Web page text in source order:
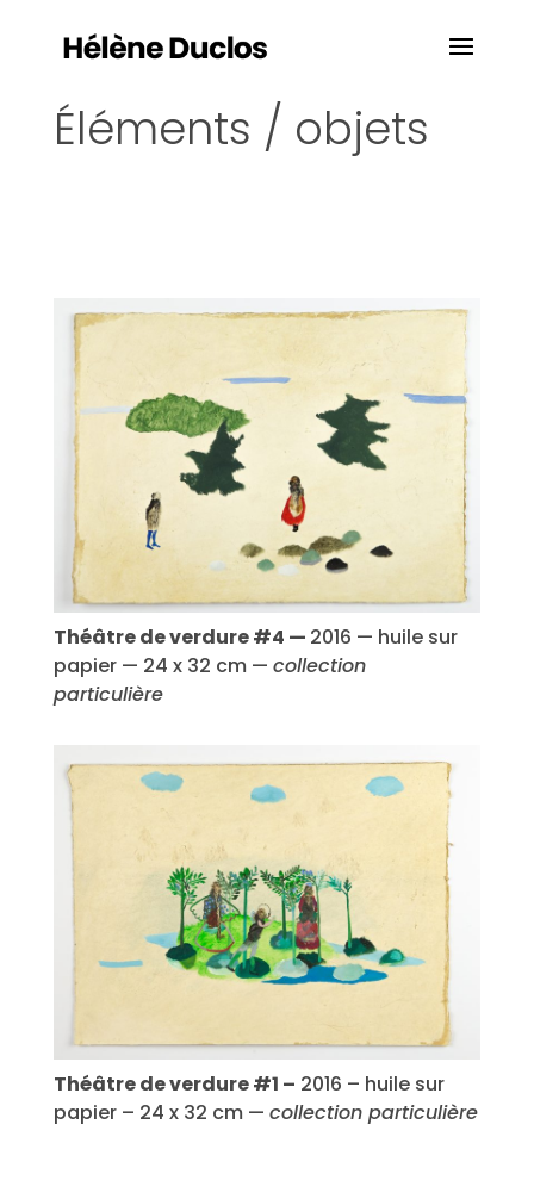
Éléments / objets
Théâtre de verdure #4 — 2016 — huile sur
papier — 24 x 32 cm — collection
particulière
Théâtre de verdure #1 – 2016 – huile sur
papier – 24 x 32 cm — collection particulière